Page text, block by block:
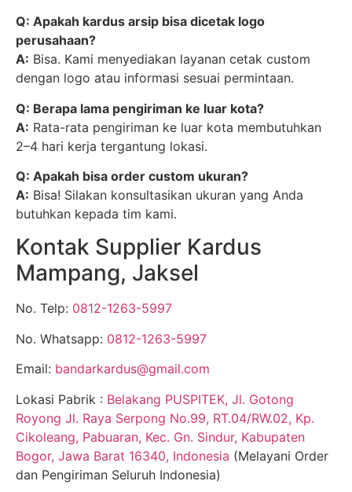
Q: Apakah kardus arsip bisa dicetak logo
perusahaan?
A: Bisa. Kami menyediakan layanan cetak custom
dengan logo atau informasi sesuai permintaan.
Q: Berapa lama pengiriman ke luar kota?
A: Rata-rata pengiriman ke luar kota membutuhkan
2–4 hari kerja tergantung lokasi.
Q: Apakah bisa order custom ukuran?
A: Bisa! Silakan konsultasikan ukuran yang Anda
butuhkan kepada tim kami.
Kontak Supplier Kardus
Mampang, Jaksel
No. Telp: 0812-1263-5997
No. Whatsapp: 0812-1263-5997
Email: bandarkardus@gmail.com
Lokasi Pabrik : Belakang PUSPITEK, Jl. Gotong
Royong Jl. Raya Serpong No.99, RT.04/RW.02, Kp.
Cikoleang, Pabuaran, Kec. Gn. Sindur, Kabupaten
Bogor, Jawa Barat 16340, Indonesia (Melayani Order
dan Pengiriman Seluruh Indonesia)